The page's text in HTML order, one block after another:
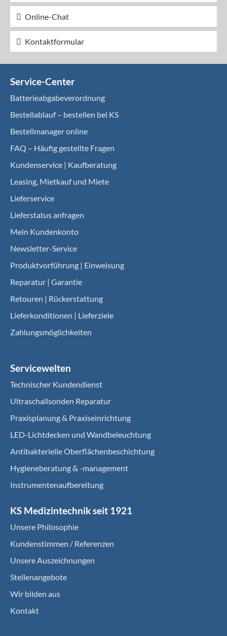
Online-Chat
Kontaktformular
Service-Center
Batterieabgabeverordnung
Bestellablauf – bestellen bei KS
Bestellmanager online
FAQ – Häufig gestellte Fragen
Kundenservice | Kaufberatung
Leasing, Mietkauf und Miete
Lieferservice
Lieferstatus anfragen
Mein Kundenkonto
Newsletter-Service
Produktvorführung | Einweisung
Reparatur | Garantie
Retouren | Rückerstattung
Lieferkonditionen | Lieferziele
Zahlungsmöglichkeiten
Servicewelten
Technischer Kundendienst
Ultraschallsonden Reparatur
Praxisplanung & Praxiseinrichtung
LED-Lichtdecken und Wandbeleuchtung
Antibakterielle Oberflächenbeschichtung
Hygieneberatung & -management
Instrumentenaufbereitung
KS Medizintechnik seit 1921
Unsere Philosophie
Kundenstimmen / Referenzen
Unsere Auszeichnungen
Stellenangebote
Wir bilden aus
Kontakt